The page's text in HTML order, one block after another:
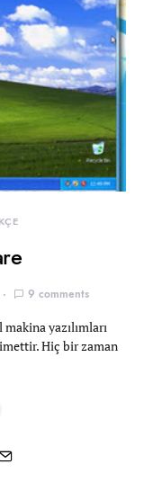
9 comments
yazılımları
Hiç bir zaman